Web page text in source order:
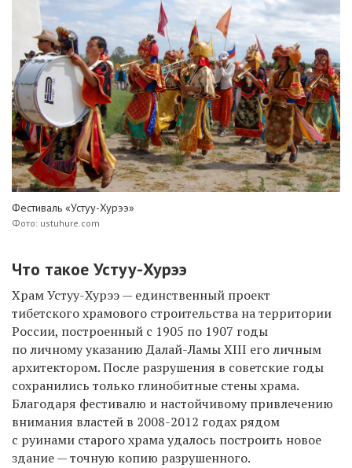
Фестиваль «Устуу-Хурээ»
Фото: ustuhure.com
Что такое Устуу-Хурээ
Храм Устуу-Хурээ — единственный проект
тибетского храмового строительства на территории
России, построенный с 1905 по 1907 годы
по личному указанию Далай-Ламы XIII его личным
архитектором. После разрушения в советские годы
сохранились только глинобитные стены храма.
Благодаря фестивалю и настойчивому привлечению
внимания властей в 2008-2012 годах рядом
с руинами старого храма удалось построить новое
здание — точную копию разрушенного.